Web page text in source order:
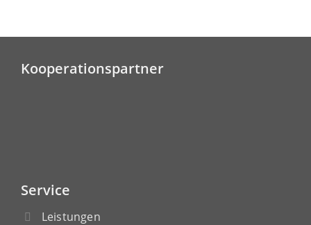
Kooperationspartner
Service
Leistungen